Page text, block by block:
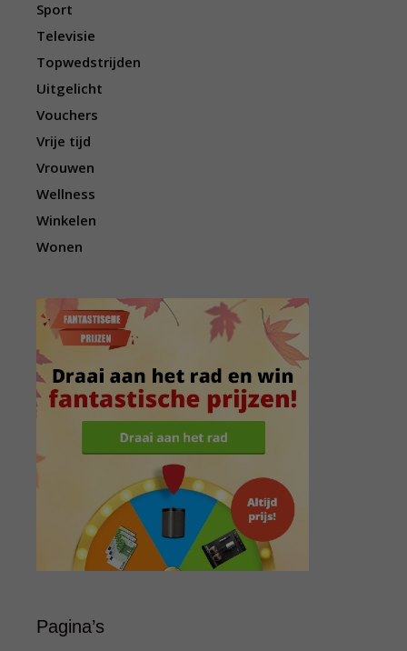
Sport
Televisie
Topwedstrijden
Uitgelicht
Vouchers
Vrije tijd
Vrouwen
Wellness
Winkelen
Wonen
Pagina’s